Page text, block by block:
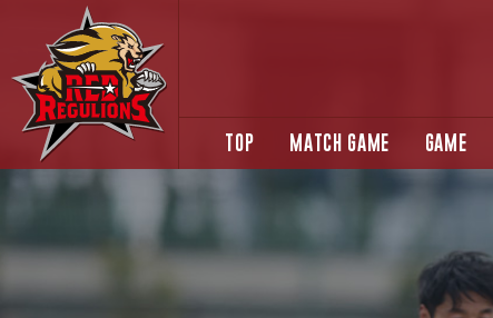
TOP MATCH GAME GAME